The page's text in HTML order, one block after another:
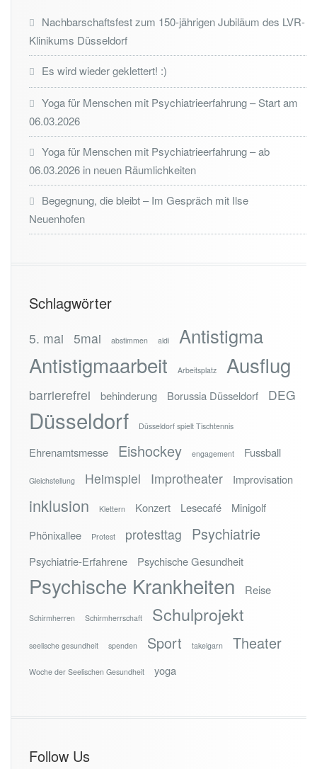
Nachbarschaftsfest zum 150-jährigen Jubiläum des LVR-
Klinikums Düsseldorf
Es wird wieder geklettert! :)
Yoga für Menschen mit Psychiatrieerfahrung – Start am
06.03.2026
Yoga für Menschen mit Psychiatrieerfahrung – ab
06.03.2026 in neuen Räumlichkeiten
Begegnung, die bleibt – Im Gespräch mit Ilse
Neuenhofen
Schlagwörter
5. mai 5mai abstimmen aldi Antistigma
Antistigmaarbeit Arbeitsplatz Ausflug
barrierefrei behinderung Borussia Düsseldorf DEG
Düsseldorf Düsseldorf spielt Tischtennis
Ehrenamtsmesse Eishockey engagement Fussball
Gleichstellung Heimspiel Improtheater Improvisation
inklusion Klettern Konzert Lesecafé
Minigolf
Phönixallee
Protest protesttag Psychiatrie
Psychiatrie-Erfahrene Psychische Gesundheit
Psychische Krankheiten Reise
Schirmherren Schirmherrschaft Schulprojekt
seelische gesundheit spenden Sport takelgarn Theater
Woche der Seelischen Gesundheit yoga
Follow Us